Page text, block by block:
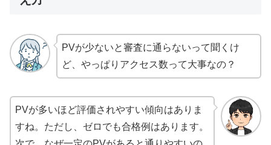
PVが少ないと審査に通らないって聞くけ
ど、やっぱりアクセス数って大事なの？
PVが多いほど評価されやすい傾向はありま
すね。ただし、ゼロでも合格例はあります。